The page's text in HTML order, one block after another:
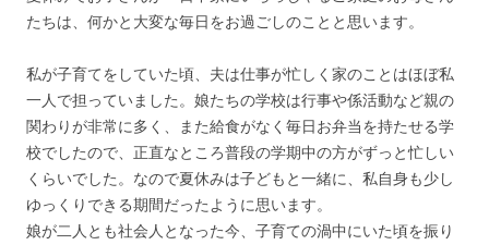
たちは、何かと大変な毎日をお過ごしのことと思います。
私が子育てをしていた頃、夫は仕事が忙しく家のことはほぼ私
一人で担っていました。娘たちの学校は行事や係活動など親の
関わりが非常に多く、また給食がなく毎日お弁当を持たせる学
校でしたので、正直なところ普段の学期中の方がずっと忙しい
くらいでした。なので夏休みは子どもと一緒に、私自身も少し
ゆっくりできる期間だったように思います。
娘が二人とも社会人となった今、子育ての渦中にいた頃を振り